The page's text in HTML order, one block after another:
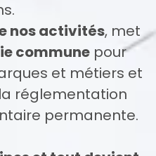
nos activités, met
commune pour
et métiers et
réglementation
permanente.